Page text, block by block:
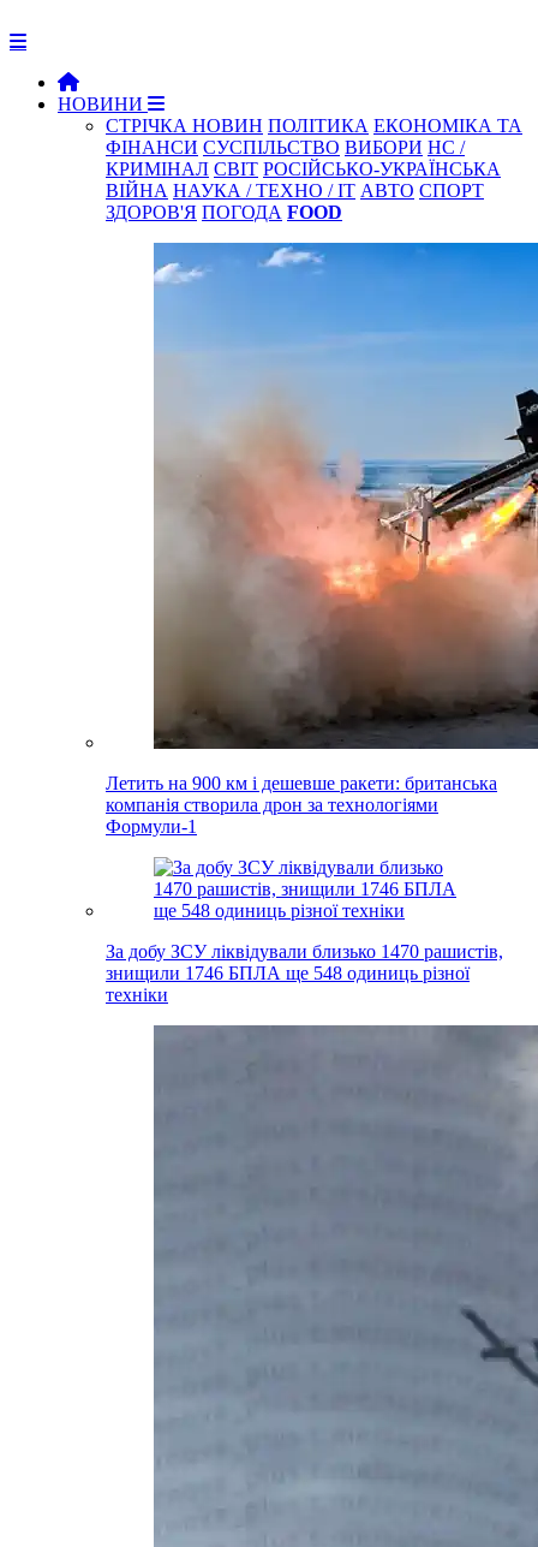
НОВИНИ
СТРІЧКА НОВИН ПОЛІТИКА ЕКОНОМІКА ТА
ФІНАНСИ СУСПІЛЬСТВО ВИБОРИ НС /
КРИМІНАЛ СВІТ РОСІЙСЬКО-УКРАЇНСЬКА
ВІЙНА НАУКА / ТЕХНО / IT АВТО СПОРТ
ЗДОРОВ'Я ПОГОДА FOOD
Летить на 900 км і дешевше ракети: британська
компанія створила дрон за технологіями
Формули-1
За добу ЗСУ ліквідували близько 1470 рашистів,
знищили 1746 БПЛА ще 548 одиниць різної
техніки